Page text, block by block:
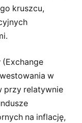
kruszcu,
(Exchange
w
przy relatywnie
na inflację,